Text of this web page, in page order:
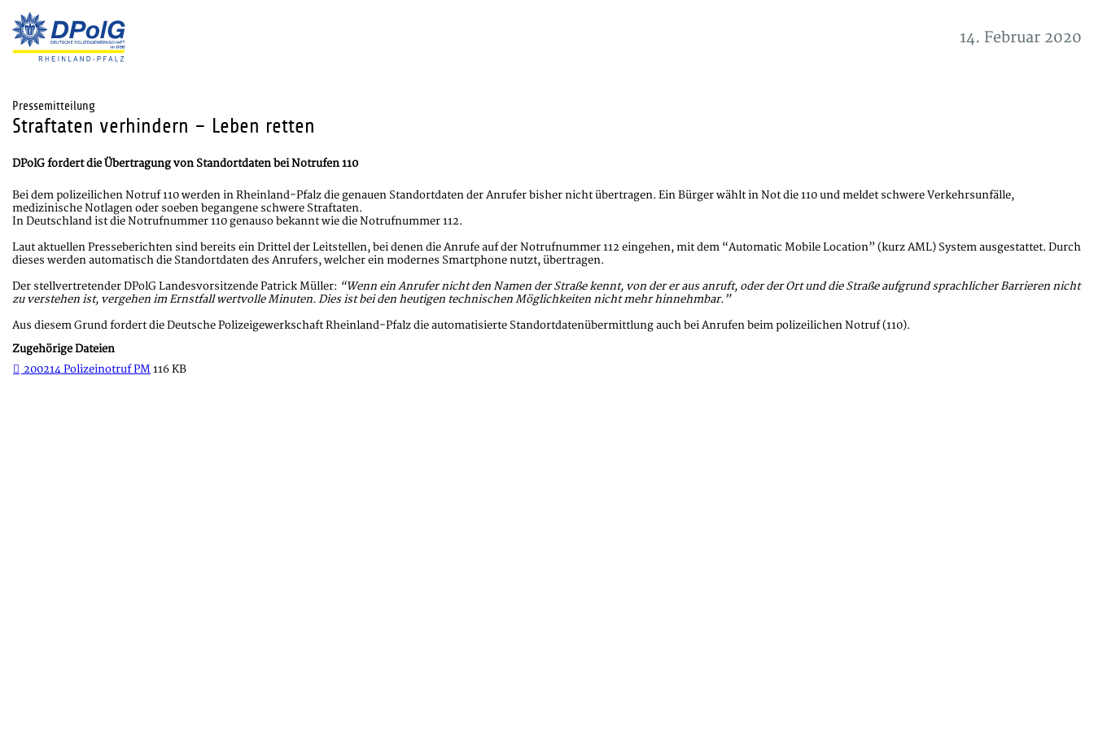
14. Februar 2020
Pressemitteilung
Straftaten verhindern – Leben retten
DPolG fordert die Übertragung von Standortdaten bei Notrufen 110
Bei dem polizeilichen Notruf 110 werden in Rheinland-Pfalz die genauen Standortdaten der Anrufer bisher nicht übertragen. Ein Bürger wählt in Not die 110 und meldet schwere Verkehrsunfälle,
medizinische Notlagen oder soeben begangene schwere Straftaten.
In Deutschland ist die Notrufnummer 110 genauso bekannt wie die Notrufnummer 112.
Laut aktuellen Presseberichten sind bereits ein Drittel der Leitstellen, bei denen die Anrufe auf der Notrufnummer 112 eingehen, mit dem “Automatic Mobile Location” (kurz AML) System ausgestattet. Durch
dieses werden automatisch die Standortdaten des Anrufers, welcher ein modernes Smartphone nutzt, übertragen.
Der stellvertretender DPolG Landesvorsitzende Patrick Müller: “Wenn ein Anrufer nicht den Namen der Straße kennt, von der er aus anruft, oder der Ort und die Straße aufgrund sprachlicher Barrieren nicht
zu verstehen ist, vergehen im Ernstfall wertvolle Minuten. Dies ist bei den heutigen technischen Möglichkeiten nicht mehr hinnehmbar.”
Aus diesem Grund fordert die Deutsche Polizeigewerkschaft Rheinland-Pfalz die automatisierte Standortdatenübermittlung auch bei Anrufen beim polizeilichen Notruf (110).
Zugehörige Dateien
200214 Polizeinotruf PM116 KB